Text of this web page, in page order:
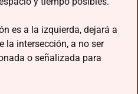
es a la izquierda, dejará a
la intersección, a no ser
o señalizada para